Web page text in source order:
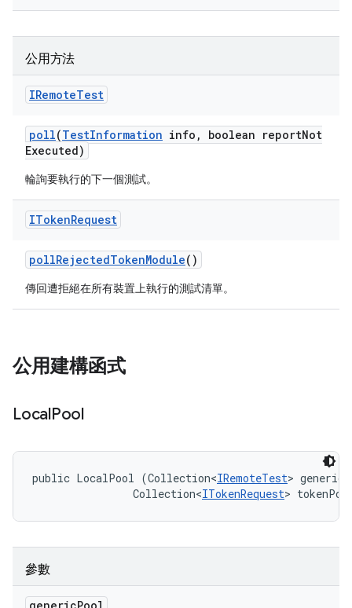
公用方法
IRemoteTest
poll(TestInformation info , boolean reportNot
Executed)
輪詢要執行的下一個測試。
ITokenRequest
pollRejectedTokenModule()
傳回遭拒絕在所有裝置上執行的測試清單。
公用建構函式
LocalPool
public LocalPool (Collection<IRemoteTest>
                Collection<
ITokenRequest>
參數